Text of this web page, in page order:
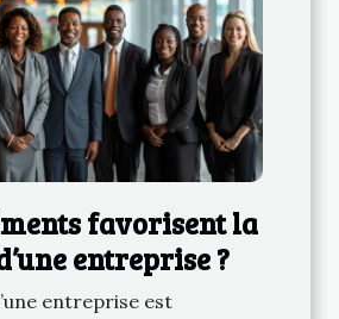
favorisent la
entreprise ?
entreprise est